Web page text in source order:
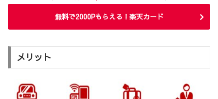
無料で2000Pもらえる！楽天カード
メリット